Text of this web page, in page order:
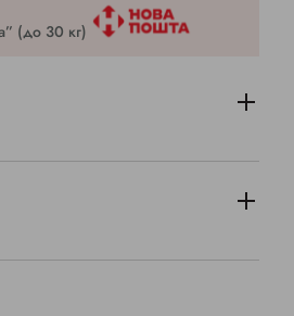
(до 30 кг)